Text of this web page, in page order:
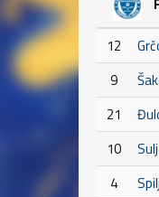
12
9
21
10
4